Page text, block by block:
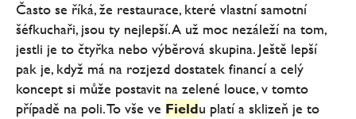
Často se říká, že restaurace, které vlastní samotní
šéfkuchaři, jsou ty nejlepší. A už moc nezáleží na tom,
jestli je to čtyřka nebo výběrová skupina. Ještě lepší
pak je, když má na rozjezd dostatek financí a celý
koncept si může postavit na zelené louce, v tomto
případě na poli. To vše ve Fieldu platí a sklizeň je to